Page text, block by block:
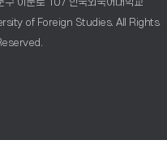
of Foreign Studies. All Rights